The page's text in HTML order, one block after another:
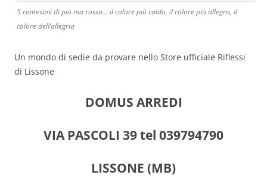
5 centesimi di più ma rosso… il colore più caldo, il colore più allegro, il
colore dell’allegria
Un mondo di sedie da provare nello Store ufficiale Riflessi
di Lissone
DOMUS ARREDI
VIA PASCOLI 39 tel 039794790
LISSONE (MB)